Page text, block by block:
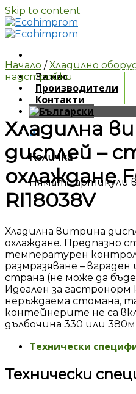
Skip to content
За нас
Производители
Контакти
0
Количка
Нямате артикули
Начало / Хладилно
надстройки
Хладилна
дисплей –
охлаждане
RI18038V
Хладилна витрина
охлаждане. Предпазно
температурен
размразяване –
страна (не може да бъде
Идеален за
неръждаема стомана,
контейнерите не са
дълбочина 330 или
Технически
Технически